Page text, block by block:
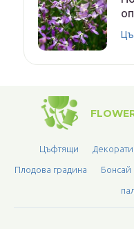
Цъфтящи
Плодова градина Бонсай